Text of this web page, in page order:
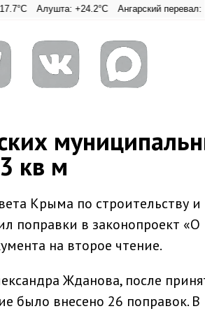
Адмиральская Лагуна:
+24.2°C Ангарский перевал: +20.6°C
кв м
Крыма по строительству и
поправки в законопроект «О
на второе чтение.
Жданова, после
было внесено 26 поправок. В